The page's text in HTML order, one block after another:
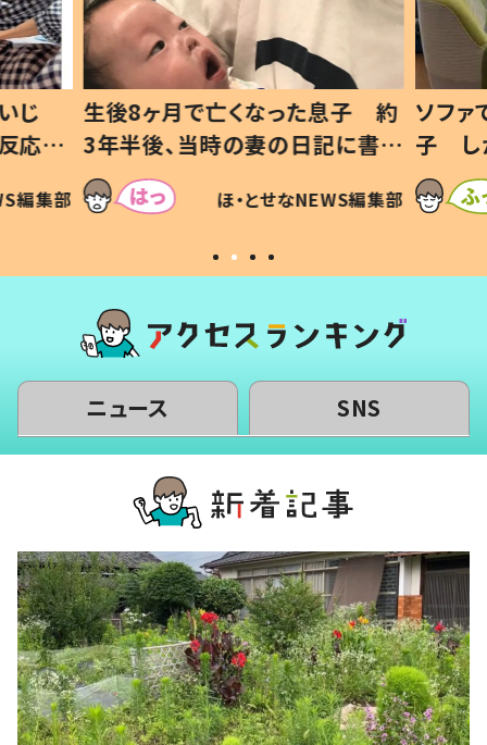
じ
応に
編集部
生後8ヶ月で亡くなった息子 約
3年半後、当時の妻の日記に書い
てあった本音とは
ほ・とせなNEWS編集部
ソファ
子 し
すべ
いから
ニュース SNS